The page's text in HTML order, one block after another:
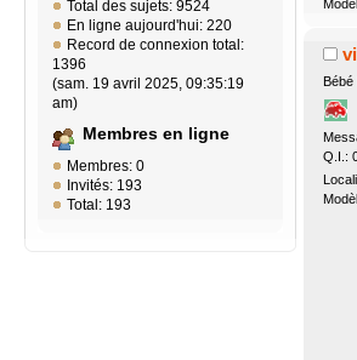
Total des sujets: 9524
En ligne aujourd'hui: 220
Record de connexion total:
1396
(sam. 19 avril 2025, 09:35:19
am)
Membres en ligne
Membres: 0
Invités: 193
Total: 193
Bébé
Q.I.: